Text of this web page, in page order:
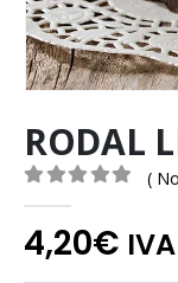
RODAL
(
4,20€